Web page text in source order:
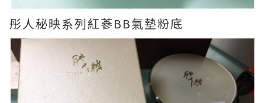
彤人秘映系列紅蔘BB氣墊粉底